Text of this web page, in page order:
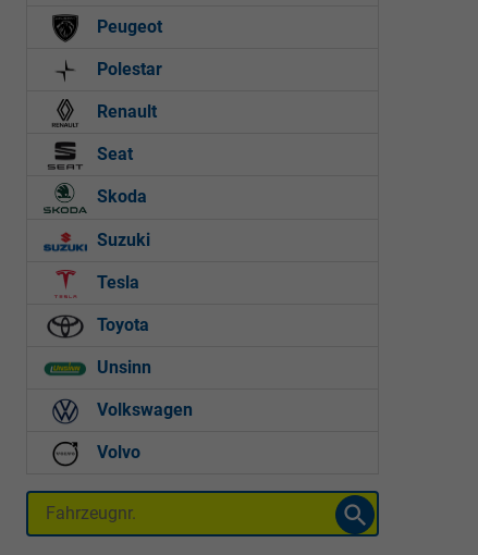
Peugeot
Polestar
Renault
Seat
Skoda
Suzuki
Tesla
Toyota
Unsinn
Volkswagen
Volvo
Fahrzeugnr.